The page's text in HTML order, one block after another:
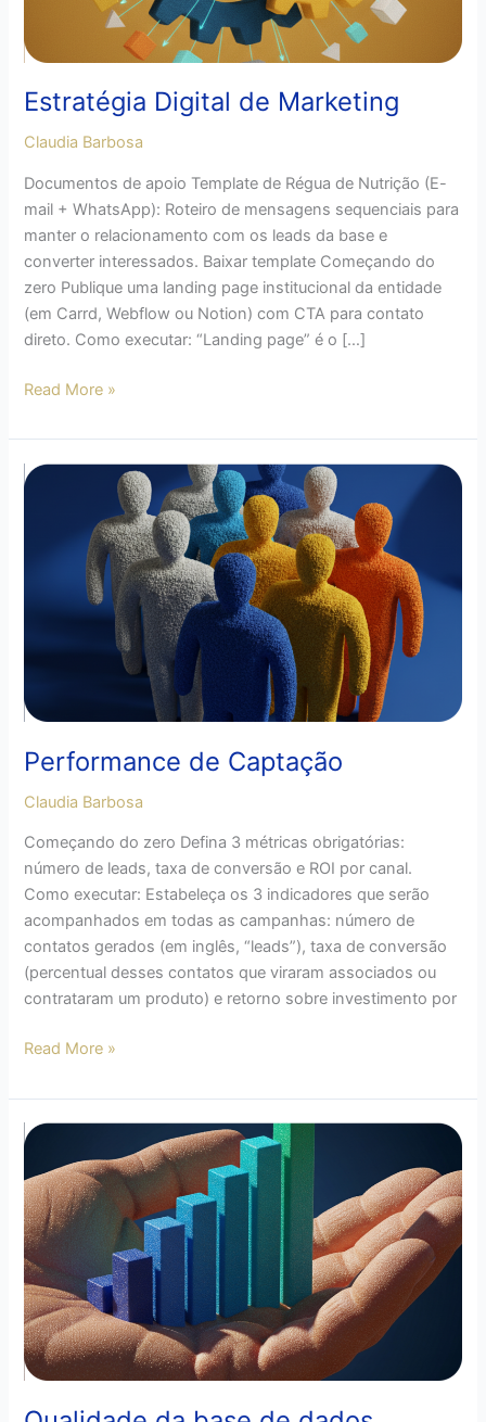
Estratégia Digital de Marketing
Claudia Barbosa
Documentos de apoio Template de Régua de Nutrição (E-
mail + WhatsApp): Roteiro de mensagens sequenciais para
manter o relacionamento com os leads da base e
converter interessados. Baixar template Começando do
zero Publique uma landing page institucional da entidade
(em Carrd, Webflow ou Notion) com CTA para contato
direto. Como executar: “Landing page” é o […]
Read More »
Performance de Captação
Claudia Barbosa
Começando do zero Defina 3 métricas obrigatórias:
número de leads, taxa de conversão e ROI por canal.
Como executar: Estabeleça os 3 indicadores que serão
acompanhados em todas as campanhas: número de
contatos gerados (em inglês, “leads”), taxa de conversão
(percentual desses contatos que viraram associados ou
contrataram um produto) e retorno sobre investimento por
Performance
Captação
Read More »
Qualidade
base
de
dados